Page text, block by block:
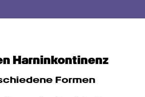
Harn­inkontinenz
Formen